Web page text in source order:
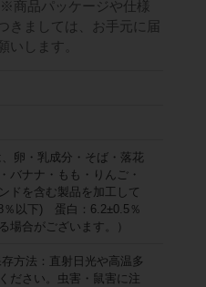
商品パッケージや仕様
きましては、お手元に届
します。
卵・乳成分・そば・落花
バナナ・もも・りんご・
ドを含む製品を加工して
％以下) 蛋白：6.2±0.5％
場合がございます。）
方法：直射日光や高温多
ださい。虫害・鼠害に注